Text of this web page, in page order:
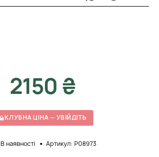
2150 ₴
КЛУБНА ЦІНА — УВІЙДІТЬ
В наявності Артикул: P08973